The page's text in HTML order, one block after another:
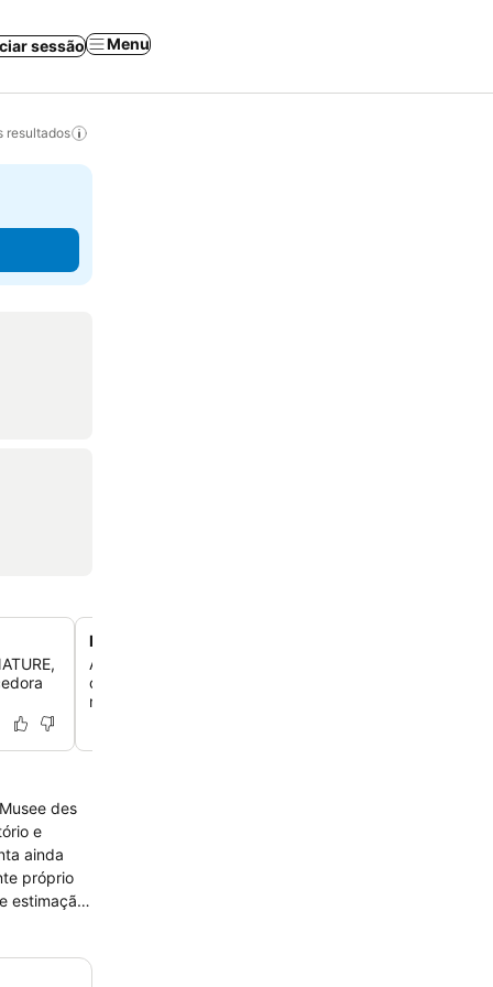
sessão Menu
resultados
Padrões de conforto aprimorados no quarto
Aproveite o conforto aprimorado com novos colchões e
cama, travesseiros melhorados, edredons mais grossos
mais macias em todos os quartos.
des
e
ainda
próprio
estimação